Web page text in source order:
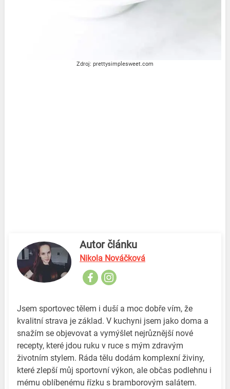
Zdroj: prettysimplesweet.com
Autor článku
Nikola Nováčková
Jsem sportovec tělem i duší a moc dobře vím, že
kvalitní strava je základ. V kuchyni jsem jako doma a
snažím se objevovat a vymýšlet nejrůznější nové
recepty, které jdou ruku v ruce s mým zdravým
životním stylem. Ráda tělu dodám komplexní živiny,
které zlepší můj sportovní výkon, ale občas podlehnu i
mému oblíbenému řízku s bramborovým salátem.